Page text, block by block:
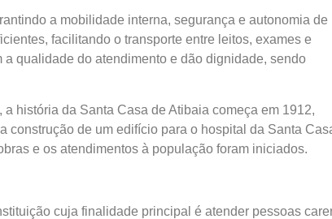
a mobilidade interna, segurança e autonomia de
facilitando o transporte entre leitos, exames e
qualidade do atendimento e dão dignidade, sendo
história da Santa Casa de Atibaia começa em 1912,
de um edifício para o hospital da Santa
e os atendimentos à população foram iniciados.
cuja finalidade principal é atender pessoas